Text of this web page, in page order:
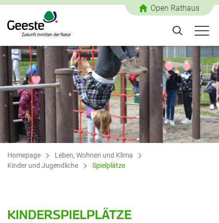
Open Rathaus
Homepage
Leben, Wohnen und Klima
Kinder und Jugendliche
Spielplätze
KINDERSPIELPLÄTZE